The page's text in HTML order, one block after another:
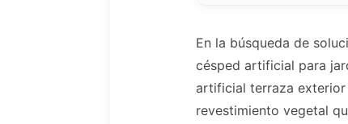
En la búsqueda de
césped artificial para
artificial terraza exterior
revestimiento vegetal